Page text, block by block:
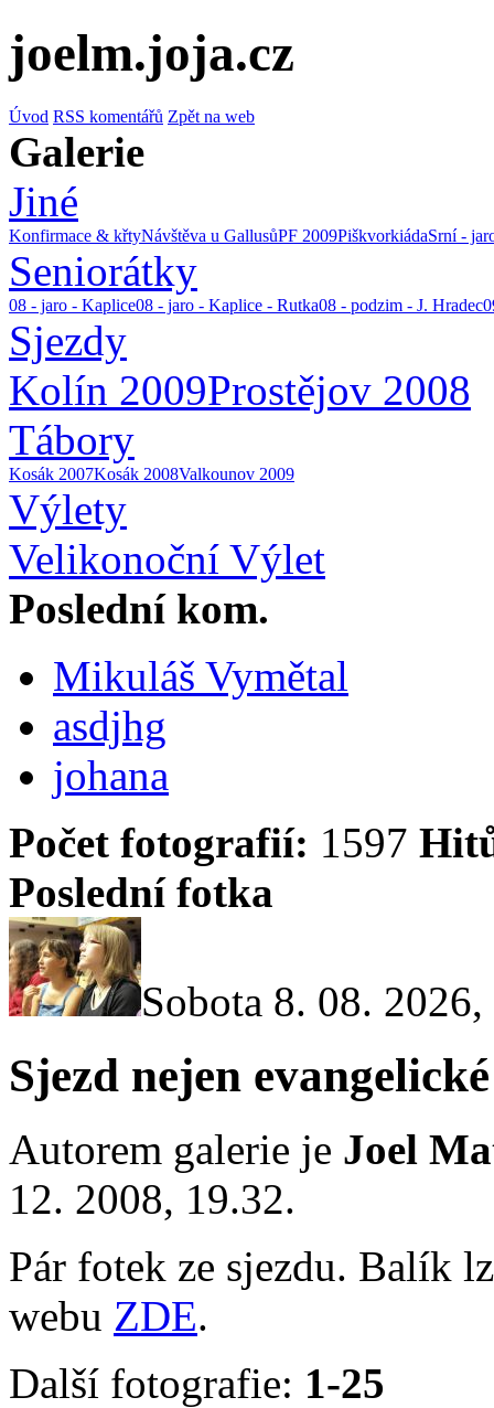
joelm.joja.cz
Úvod RSS komentářů Zpět na web
Galerie
Jiné
Konfirmace & křtyNávštěva u GallusůPF 2009PiškvorkiádaSrní -
Seniorátky
08 - jaro - Kaplice08 - jaro - Kaplice - Rutka08 - podzim - J. Hradec
Sjezdy
Kolín 2009Prostějov 2008
Tábory
Kosák 2007Kosák 2008Valkounov 2009
Výlety
Velikonoční Výlet
Poslední kom.
Mikuláš Vymětal
asdjhg
johana
Počet fotografií: 1597
Poslední fotka
Sobota 8. 08.
Sjezd nejen
Autorem galerie je Joel
12. 2008, 19.32.
Pár fotek ze sjezdu. Balík
webu ZDE.
Další fotografie: 1-25